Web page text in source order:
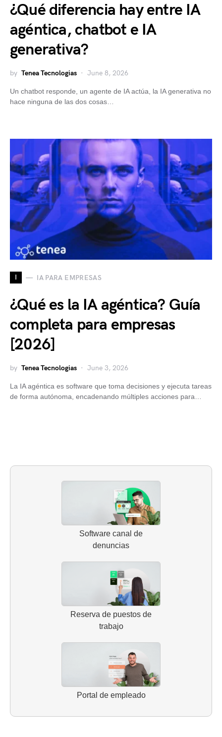
¿Qué diferencia hay entre IA
agéntica, chatbot e IA
generativa?
by Tenea Tecnologias June 8, 2026
Un chatbot responde, un agente de IA actúa, la IA generativa no
hace ninguna de las dos cosas…
I IA PARA EMPRESAS
¿Qué es la IA agéntica? Guía
completa para empresas
[2026]
by Tenea Tecnologias June 3, 2026
La IA agéntica es software que toma decisiones y ejecuta tareas
de forma autónoma, encadenando múltiples acciones para…
Software canal de
denuncias
Reserva de puestos de
trabajo
Portal de empleado